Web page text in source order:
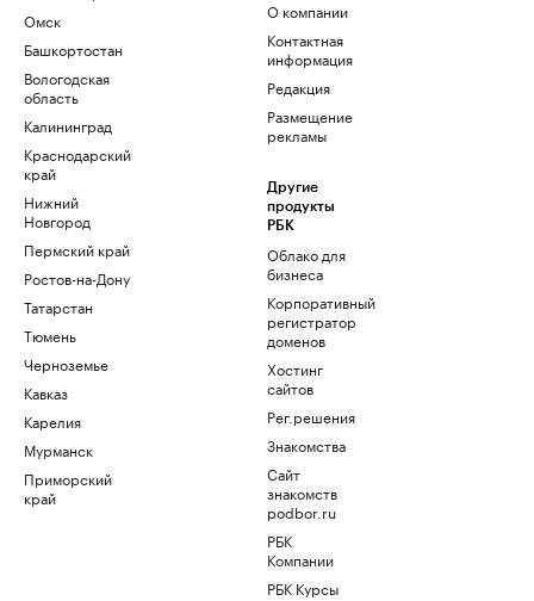
Омск
Башкортостан
Вологодская
область
Калининград
Краснодарский
край
Нижний
Новгород
Пермский край
Ростов-на-Дону
Татарстан
Тюмень
Черноземье
Кавказ
Карелия
Мурманск
Приморский
край
О компании
Контактная
информация
Редакция
Размещение
рекламы
Другие
продукты
РБК
Облако для
бизнеса
Корпоративный
регистратор
доменов
Хостинг
сайтов
Рег.решения
Знакомства
Сайт
знакомств
podbor.ru
РБК
Компании
РБК Курсы